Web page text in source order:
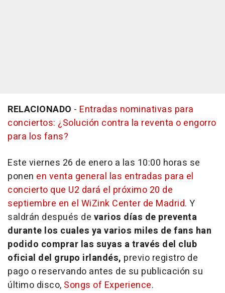
RELACIONADO - Entradas nominativas para
conciertos: ¿Solución contra la reventa o engorro
para los fans?
Este viernes 26 de enero a las 10:00 horas se
ponen en venta general las entradas para el
concierto que U2 dará el próximo 20 de
septiembre en el WiZink Center de Madrid. Y
saldrán después de varios días de preventa
durante los cuales ya varios miles de fans han
podido comprar las suyas a través del club
oficial del grupo irlandés, previo registro de
pago o reservando antes de su publicación su
último disco, Songs of Experience.